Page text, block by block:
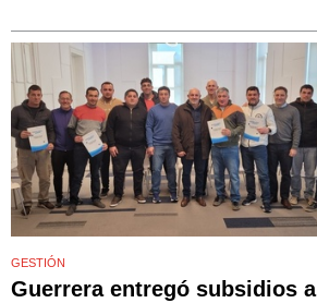
GESTIÓN
Guerrera entregó subsidios a